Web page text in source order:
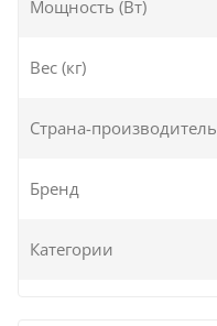
Мощность (Вт)
Вес (кг)
Страна-производитель
Бренд
Категории